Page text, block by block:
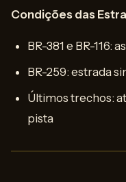
Condições das
BR-381 e BR-116:
BR-259: estrada
Últimos trechos:
pista